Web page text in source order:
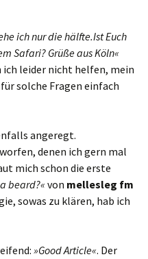
ich nur die hälfte.Ist Euch
Safari? Grüße aus Köln«
ich leider nicht helfen, mein
solche Fragen einfach
angeregt.
denen ich gern mal
mich schon die erste
beard?«von mellesleg fm
sowas zu klären, hab ich
»Good Article«. Der